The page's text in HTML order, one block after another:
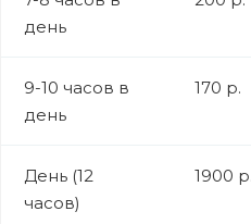
день
9-10 часов в
день
170 р.
День (12
часов)
1900 р.